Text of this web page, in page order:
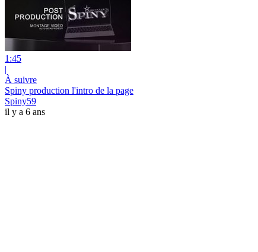
1:45
|
À suivre
Spiny production l'intro de la page
Spiny59
il y a 6 ans